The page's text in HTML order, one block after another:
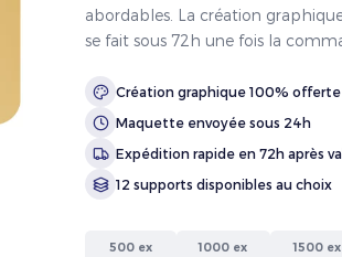
abordables. La création
se fait sous 72h une fois la
Création graphique 100% offerte
Maquette envoyée sous 24h
Expédition rapide en 72h après
12 supports disponibles au choix
500 ex 1000 ex 1500 ex